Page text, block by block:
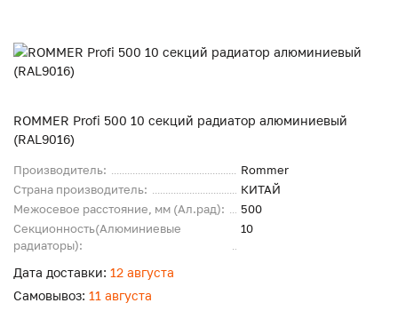
ROMMER Profi 500 10 секций радиатор алюминиевый
(RAL9016)
Производитель:
Rommer
Страна производитель:
КИТАЙ
Межосевое расстояние, мм (Ал.рад):
500
Секционность(Алюминиевые
радиаторы):
10
Дата доставки: 12 августа
Самовывоз: 11 августа